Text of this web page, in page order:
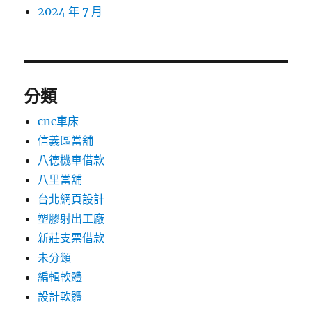
2024 年 7 月
分類
cnc車床
信義區當舖
八德機車借款
八里當舖
台北網頁設計
塑膠射出工廠
新莊支票借款
未分類
編輯軟體
設計軟體